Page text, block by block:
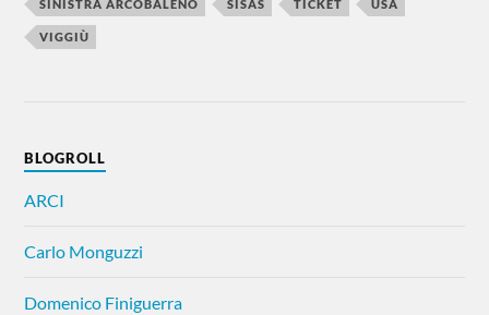
SINISTRA ARCOBALENO SISAS TICKET USA
VIGGIÙ
BLOGROLL
ARCI
Carlo Monguzzi
Domenico Finiguerra